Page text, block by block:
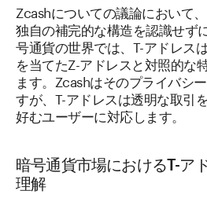
Zcashについての議論において
独自の補完的な構造を認識せず
号通貨の世界では、T-アドレス
を当てたZ-アドレスと対照的な
ます。Zcashはそのプライバシ
すが、T-アドレスは透明な取引
好むユーザーに対応します。
暗号通貨市場におけるT-ア
理解